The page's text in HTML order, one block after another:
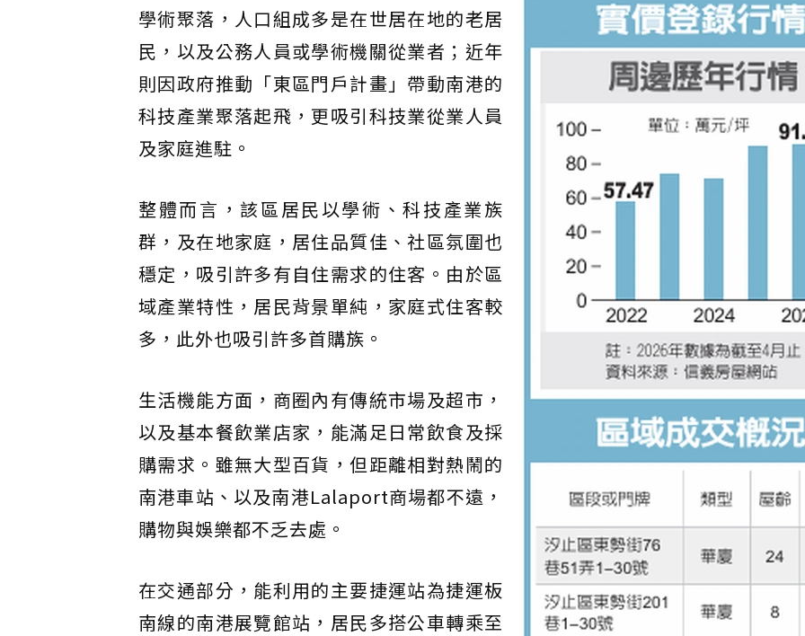
學術聚落，人口組成多是在世居在地的老居
民，以及公務人員或學術機關從業者；近年
則因政府推動「東區門戶計畫」帶動南港的
科技產業聚落起飛，更吸引科技業從業人員
及家庭進駐。
整體而言，該區居民以學術、科技產業族
群，及在地家庭，居住品質佳、社區氛圍也
穩定，吸引許多有自住需求的住客。由於區
域產業特性，居民背景單純，家庭式住客較
多，此外也吸引許多首購族。
生活機能方面，商圈內有傳統市場及超市，
以及基本餐飲業店家，能滿足日常飲食及採
購需求。雖無大型百貨，但距離相對熱鬧的
南港車站、以及南港Lalaport商場都不遠，
購物與娛樂都不乏去處。
在交通部分，能利用的主要捷運站為捷運板
南線的南港展覽館站，居民多搭公車轉乘至